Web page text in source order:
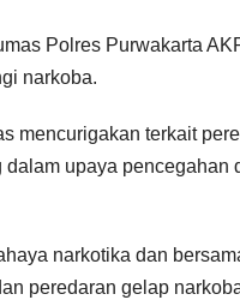
Polres Purwakarta
narkoba.
mencurigakan terkait
upaya pencegahan
narkotika dan
peredaran gelap